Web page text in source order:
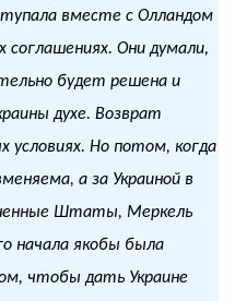
вместе с Олландом
соглашениях. Они думали,
будет решена и
духе. Возврат
условиях. Но потом, когда
а за Украиной в
Штаты, Меркель
начала якобы была
чтобы дать Украине